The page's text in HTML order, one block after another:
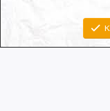
© by